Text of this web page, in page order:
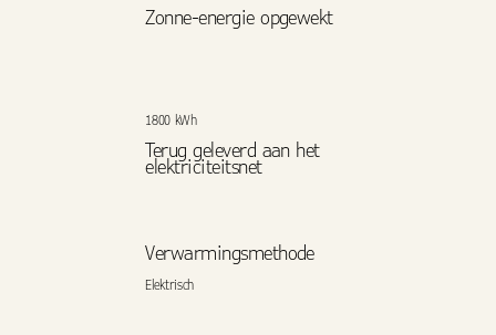
Zonne-energie opgewekt
1800 kWh
Terug geleverd aan het
elektriciteitsnet
Elektrisch
Verwarmingsmethode